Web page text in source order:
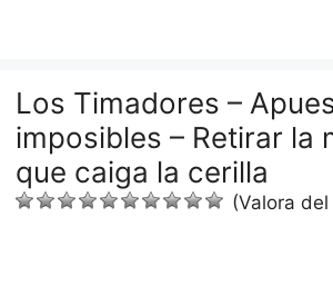
Los Timadores –
imposibles – Retirar la
que caiga la cerilla
(Valora del